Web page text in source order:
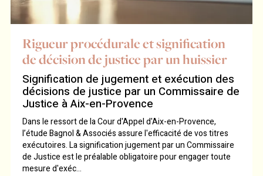
Rigueur procédurale et signification
de décision de justice par un huissier
Signification de jugement et exécution des
décisions de justice par un Commissaire de
Justice à Aix-en-Provence
Dans le ressort de la Cour d'Appel d'Aix-en-Provence,
l’étude Bagnol & Associés assure l'efficacité de vos titres
exécutoires. La signification jugement par un Commissaire
de Justice est le préalable obligatoire pour engager toute
mesure d'exéc...